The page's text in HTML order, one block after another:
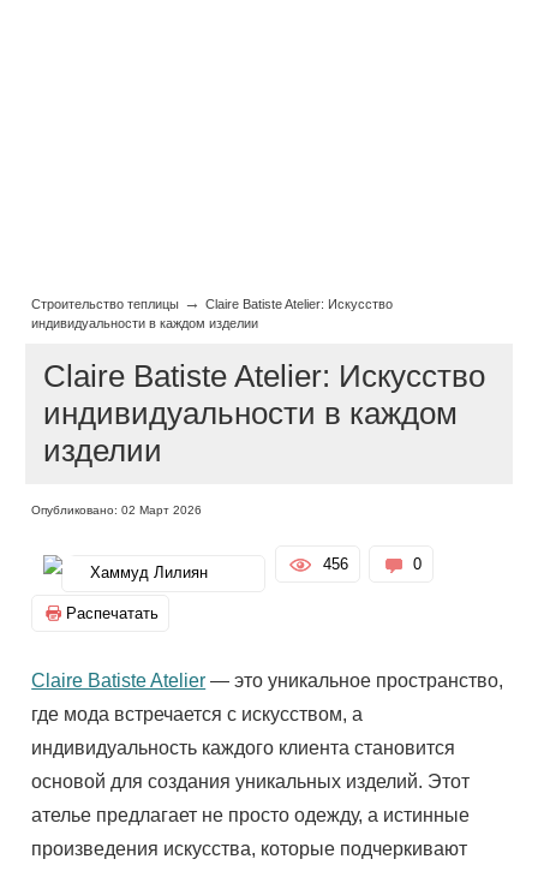
Строительство теплицы →Claire Batiste Atelier: Искусство
индивидуальности в каждом изделии
Claire Batiste Atelier: Искусство
индивидуальности в каждом
изделии
Опубликовано: 02 Март 2026
Хаммуд Лилиян 456 0
Распечатать
Claire Batiste Atelier — это уникальное пространство,
где мода встречается с искусством, а
индивидуальность каждого клиента становится
основой для создания уникальных изделий. Этот
ателье предлагает не просто одежду, а истинные
произведения искусства, которые подчеркивают